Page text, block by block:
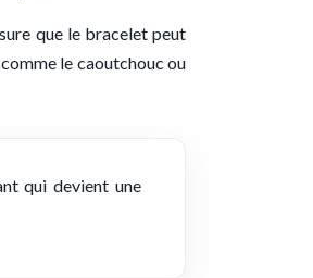
que le bracelet peut
le caoutchouc ou
qui devient une